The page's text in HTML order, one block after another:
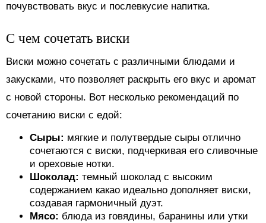
почувствовать вкус и послевкусие напитка.
С чем сочетать виски
Виски можно сочетать с различными блюдами и
закусками, что позволяет раскрыть его вкус и аромат
с новой стороны. Вот несколько рекомендаций по
сочетанию виски с едой:
Сыры: мягкие и полутвердые сыры отлично
сочетаются с виски, подчеркивая его сливочные
и ореховые нотки.
Шоколад: темный шоколад с высоким
содержанием какао идеально дополняет виски,
создавая гармоничный дуэт.
Мясо: блюда из говядины, баранины или утки